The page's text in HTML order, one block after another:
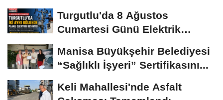
Turgutlu'da 8 Ağustos
Cumartesi Günü Elektrik
Manisa Büyükşehir Belediyesi
“Sağlıklı İşyeri” Sertifikasını...
Keli Mahallesi'nde Asfalt